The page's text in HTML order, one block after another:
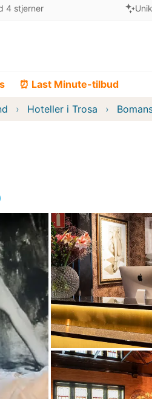
4 stjerner
⏰ Last Minute-tilbud
Hoteller i Trosa